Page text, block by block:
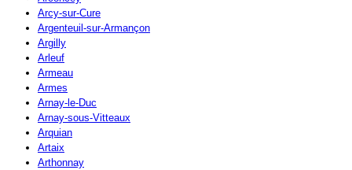
Arcy-sur-Cure
Argenteuil-sur-Armançon
Argilly
Arleuf
Armeau
Armes
Arnay-le-Duc
Arnay-sous-Vitteaux
Arquian
Artaix
Arthonnay